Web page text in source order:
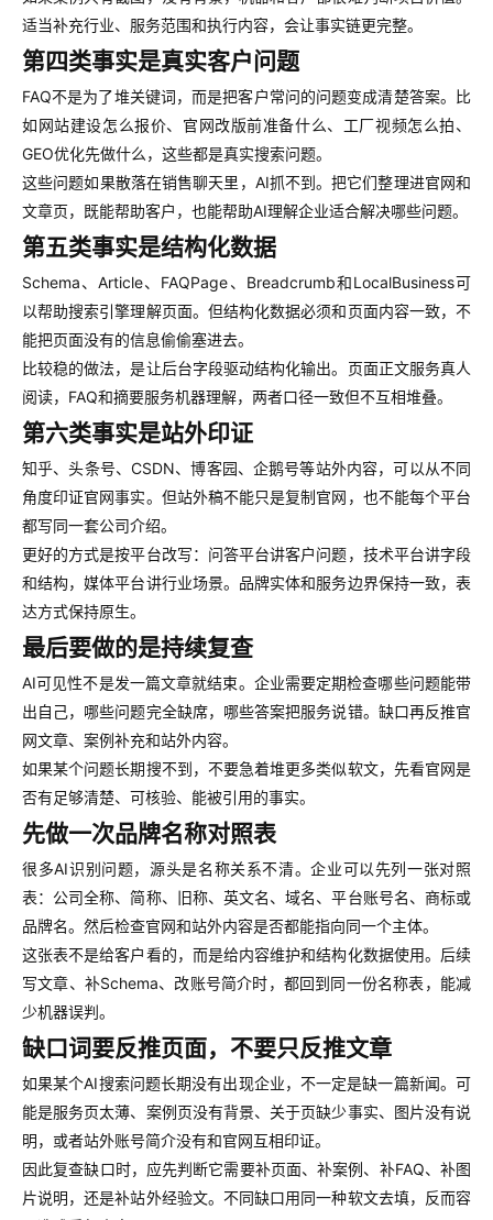
适当补充行业、服务范围和执行内容，会让事实链更完整。
第四类事实是真实客户问题
FAQ不是为了堆关键词，而是把客户常问的问题变成清楚答案。比
如网站建设怎么报价、官网改版前准备什么、工厂视频怎么拍、
GEO优化先做什么，这些都是真实搜索问题。
这些问题如果散落在销售聊天里，AI抓不到。把它们整理进官网和
文章页，既能帮助客户，也能帮助AI理解企业适合解决哪些问题。
第五类事实是结构化数据
Schema、Article、FAQPage、Breadcrumb和LocalBusiness可
以帮助搜索引擎理解页面。但结构化数据必须和页面内容一致，不
能把页面没有的信息偷偷塞进去。
比较稳的做法，是让后台字段驱动结构化输出。页面正文服务真人
阅读，FAQ和摘要服务机器理解，两者口径一致但不互相堆叠。
第六类事实是站外印证
知乎、头条号、CSDN、博客园、企鹅号等站外内容，可以从不同
角度印证官网事实。但站外稿不能只是复制官网，也不能每个平台
都写同一套公司介绍。
更好的方式是按平台改写：问答平台讲客户问题，技术平台讲字段
和结构，媒体平台讲行业场景。品牌实体和服务边界保持一致，表
达方式保持原生。
最后要做的是持续复查
AI可见性不是发一篇文章就结束。企业需要定期检查哪些问题能带
出自己，哪些问题完全缺席，哪些答案把服务说错。缺口再反推官
网文章、案例补充和站外内容。
如果某个问题长期搜不到，不要急着堆更多类似软文，先看官网是
否有足够清楚、可核验、能被引用的事实。
先做一次品牌名称对照表
很多AI识别问题，源头是名称关系不清。企业可以先列一张对照
表：公司全称、简称、旧称、英文名、域名、平台账号名、商标或
品牌名。然后检查官网和站外内容是否都能指向同一个主体。
这张表不是给客户看的，而是给内容维护和结构化数据使用。后续
写文章、补Schema、改账号简介时，都回到同一份名称表，能减
少机器误判。
缺口词要反推页面，不要只反推文章
如果某个AI搜索问题长期没有出现企业，不一定是缺一篇新闻。可
能是服务页太薄、案例页没有背景、关于页缺少事实、图片没有说
明，或者站外账号简介没有和官网互相印证。
因此复查缺口时，应先判断它需要补页面、补案例、补FAQ、补图
片说明，还是补站外经验文。不同缺口用同一种软文去填，反而容